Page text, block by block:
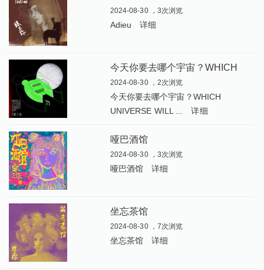
2024-08-30 ，3次浏览
Adieu 详细
2024-08-30 ，2次浏览
今天你要去哪个宇宙？WHICH
UNIVERSE WILL ...
详细
哑巴酒馆
2024-08-30 ，3次浏览
哑巴酒馆 详细
坐忘茶馆
2024-08-30 ，7次浏览
坐忘茶馆 详细